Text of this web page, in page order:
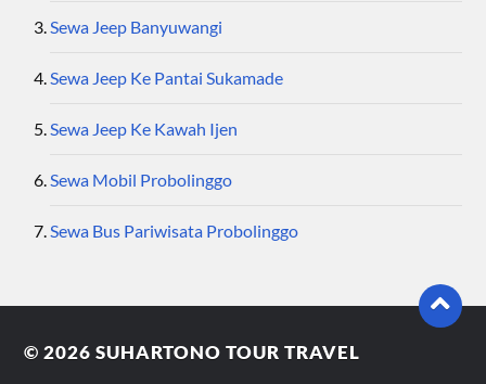
Sewa Jeep Banyuwangi
Sewa Jeep Ke Pantai Sukamade
Sewa Jeep Ke Kawah Ijen
Sewa Mobil Probolinggo
Sewa Bus Pariwisata Probolinggo
© 2026SUHARTONO TOUR TRAVEL